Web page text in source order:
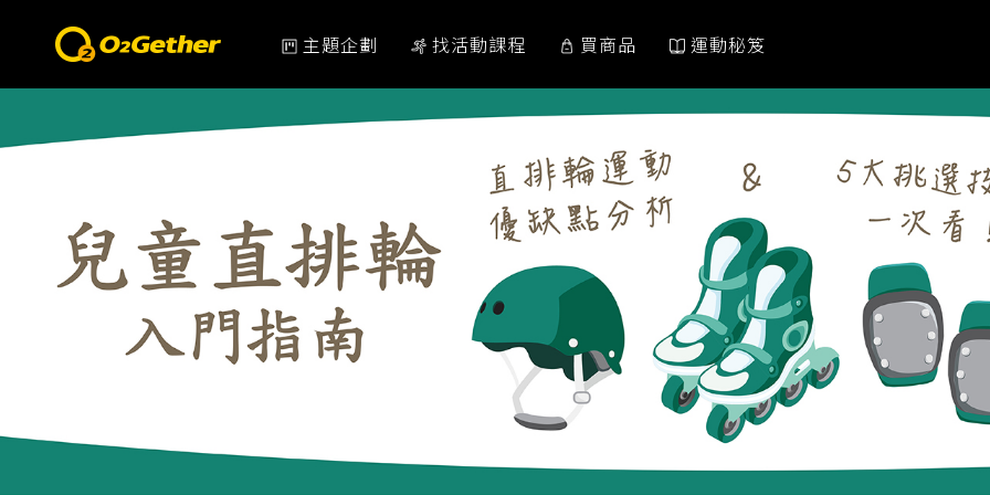
主題企劃 找活動課程 買商品 運動秘笈